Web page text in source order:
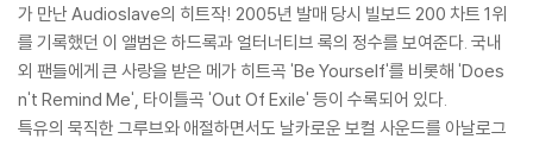
가 만난 Audioslave의 히트작! 2005년 발매 당시 빌보드 200 차트 1위
를 기록했던 이 앨범은 하드록과 얼터너티브 록의 정수를 보여준다. 국내
외 팬들에게 큰 사랑을 받은 메가 히트곡 'Be Yourself'를 비롯해 'Does
n't Remind Me', 타이틀곡 'Out Of Exile' 등이 수록되어 있다.
특유의 묵직한 그루브와 애절하면서도 날카로운 보컬 사운드를 아날로그